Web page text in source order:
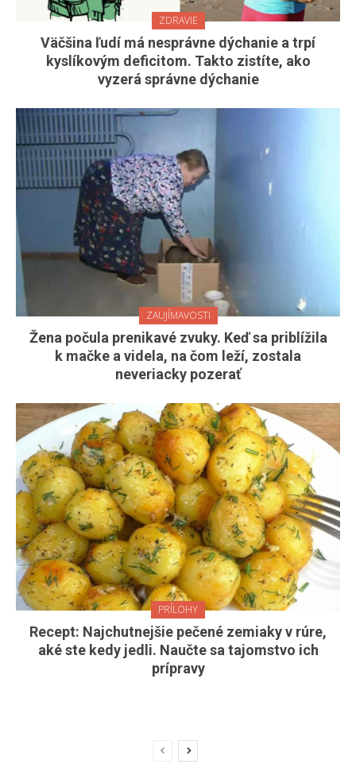
ZDRAVIE
Väčšina ľudí má nesprávne dýchanie a trpí
kyslíkovým deficitom. Takto zistíte, ako
vyzerá správne dýchanie
ZAUJÍMAVOSTI
Žena počula prenikavé zvuky. Keď sa priblížila
k mačke a videla, na čom leží, zostala
neveriacky pozerať
PRÍLOHY
Recept: Najchutnejšie pečené zemiaky v rúre,
aké ste kedy jedli. Naučte sa tajomstvo ich
prípravy